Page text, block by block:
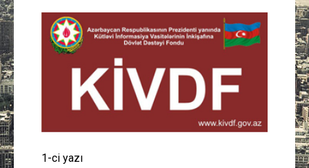
Mədəniyyət
İdman
Layihə
1-ci yazı